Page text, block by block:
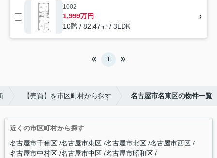
1002
1,999万円
10階 / 82.47㎡ / 3LDK
1
【売買】を市区町村から探す 名古屋市名東区の物件一覧
近くの市区町村から探す
名古屋市千種区 名古屋市東区 名古屋市北区 名古屋市西区
名古屋市中村区 名古屋市中区 名古屋市昭和区